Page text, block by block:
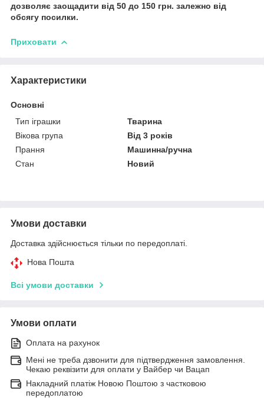
дозволяє заощадити від 50 до 150 грн. залежно від
обсягу посилки.
Приховати
Характеристики
Основні
Тип іграшки
Тварина
Вікова група
Від 3 років
Прання
Машинна/ручна
Стан
Новий
Умови доставки
Доставка здійснюється тільки по передоплаті.
Нова Пошта
Всі умови доставки
Умови оплати
Оплата на рахунок
Мені не треба дзвонити для підтвердження замовлення.
Чекаю реквізити для оплати у Вайбер чи Вацап
Накладний платіж Новою Поштою з частковою
передоплатою